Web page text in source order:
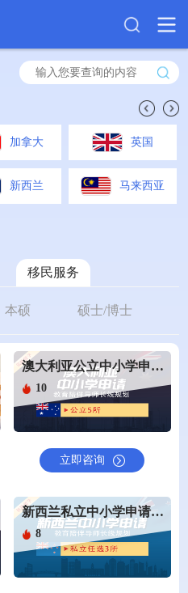
加拿大 英国
新西兰 马来西亚
移民服务
本硕 硕士/博士
澳大利亚公立中小学申请(仅申请)
10
立即咨询
新西兰私立中小学申请（仅申请服务）
8